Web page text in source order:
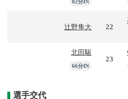
82分IN
辻野隼大 22
北田駆
66分IN
23
選手交代